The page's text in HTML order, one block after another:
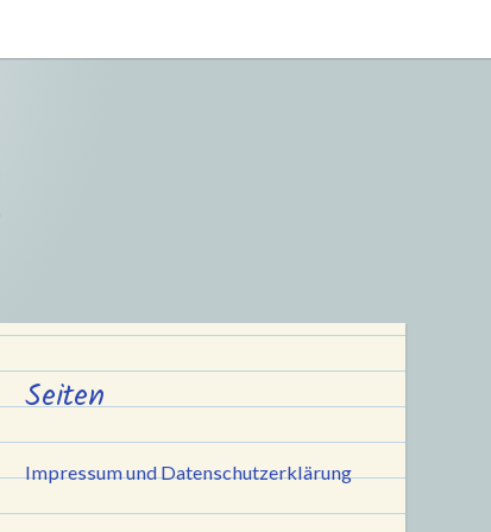
Seiten
Impressum und Datenschutzerklärung